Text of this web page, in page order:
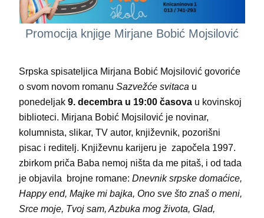
Promocija knjige Mirjane Bobić Mojsilović
Srpska spisateljica Mirjana Bobić Mojsilović govoriće
o svom novom romanuSazvežće svitaca u
ponedeljak9. decembra u 19:00 časova u kovinskoj
biblioteci. Mirjana Bobić Mojsilović je novinar,
kolumnista, slikar, TV autor, književnik, pozorišni
pisac i reditelj. Književnu karijeru je započela 1997.
zbirkom priča Baba nemoj ništa da me pitaš, i od tada
je objavila brojne romane:Dnevnik srpske domaćice,
Happy end, Majke mi bajka, Ono sve što znaš o meni,
Srce moje, Tvoj sam, Azbuka mog života, Glad,